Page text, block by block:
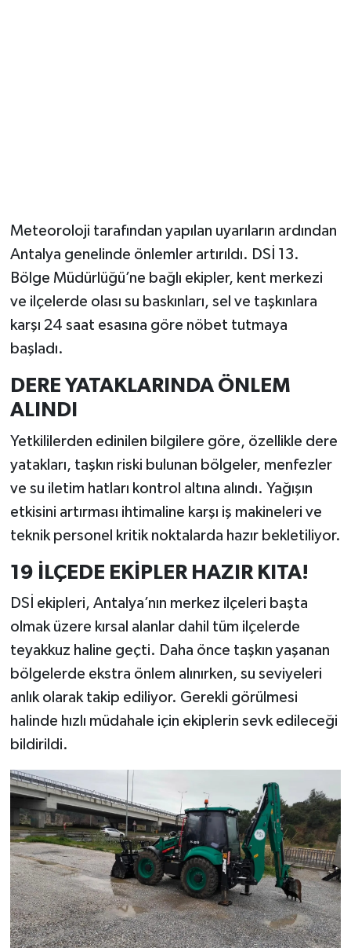
Meteoroloji tarafından yapılan uyarıların ardından
Antalya genelinde önlemler artırıldı. DSİ 13.
Bölge Müdürlüğü’ne bağlı ekipler, kent merkezi
ve ilçelerde olası su baskınları, sel ve taşkınlara
karşı 24 saat esasına göre nöbet tutmaya
başladı.
DERE YATAKLARINDA ÖNLEM
ALINDI
Yetkililerden edinilen bilgilere göre, özellikle dere
yatakları, taşkın riski bulunan bölgeler, menfezler
ve su iletim hatları kontrol altına alındı. Yağışın
etkisini artırması ihtimaline karşı iş makineleri ve
teknik personel kritik noktalarda hazır bekletiliyor.
19 İLÇEDE EKİPLER HAZIR KITA!
DSİ ekipleri, Antalya’nın merkez ilçeleri başta
olmak üzere kırsal alanlar dahil tüm ilçelerde
teyakkuz haline geçti. Daha önce taşkın yaşanan
bölgelerde ekstra önlem alınırken, su seviyeleri
anlık olarak takip ediliyor. Gerekli görülmesi
halinde hızlı müdahale için ekiplerin sevk edileceği
bildirildi.